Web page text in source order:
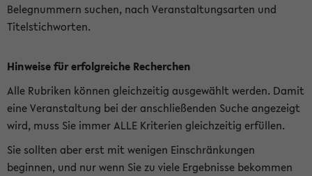
Belegnummern suchen, nach Veranstaltungsarten und
Titelstichworten.
Hinweise für erfolgreiche Recherchen
Alle Rubriken können gleichzeitig ausgewählt werden. Damit
eine Veranstaltung bei der anschließenden Suche angezeigt
wird, muss Sie immer ALLE Kriterien gleichzeitig erfüllen.
Sie sollten aber erst mit wenigen Einschränkungen
beginnen, und nur wenn Sie zu viele Ergebnisse bekommen